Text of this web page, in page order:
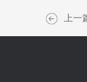
上一